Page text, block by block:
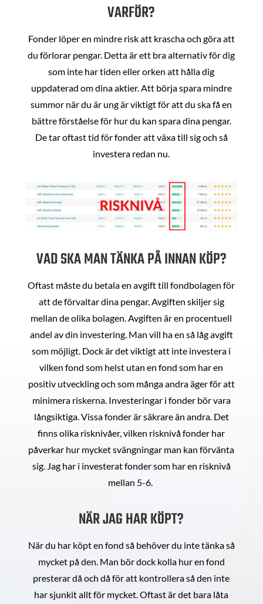
VARFÖR?
Fonder löper en mindre risk att krascha och göra att
du förlorar pengar. Detta är ett bra alternativ för dig
som inte har tiden eller orken att hålla dig
uppdaterad om dina aktier. Att börja spara mindre
summor när du är ung är viktigt för att du ska få en
bättre förståelse för hur du kan spara dina pengar.
De tar oftast tid för fonder att växa till sig och så
investera redan nu.
VAD SKA MAN TÄNKA PÅ INNAN KÖP?
Oftast måste du betala en avgift till fondbolagen för
att de förvaltar dina pengar. Avgiften skiljer sig
mellan de olika bolagen. Avgiften är en procentuell
andel av din investering. Man vill ha en så låg avgift
som möjligt. Dock är det viktigt att inte investera i
vilken fond som helst utan en fond som har en
positiv utveckling och som många andra äger för att
minimera riskerna. Investeringar i fonder bör vara
långsiktiga. Vissa fonder är säkrare än andra. Det
finns olika risknivåer, vilken risknivå fonder har
påverkar hur mycket svängningar man kan förvänta
sig. Jag har i investerat fonder som har en risknivå
mellan 5-6.
NÄR JAG HAR KÖPT?
När du har köpt en fond så behöver du inte tänka så
mycket på den. Man bör dock kolla hur en fond
presterar då och då för att kontrollera så den inte
har sjunkit allt för mycket. Oftast är det bara låta